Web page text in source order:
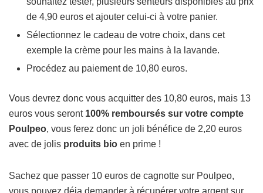
de 4,90 euros et ajouter celui-ci à votre panier.
Sélectionnez le cadeau de votre choix, dans cet
exemple la crème pour les mains à la lavande.
Procédez au paiement de 10,80 euros.
Vous devrez donc vous acquitter des 10,80 euros, mais 13
euros vous seront 100% remboursés sur votre compte
Poulpeo, vous ferez donc un joli bénéfice de 2,20 euros
avec de jolis produits bio en prime !
Sachez que passer 10 euros de cagnotte sur Poulpeo,
vous pouvez déja demander à récupérer votre argent sur